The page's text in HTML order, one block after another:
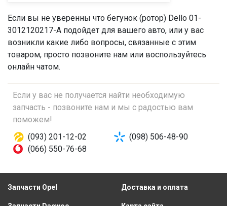
Если вы не уверенны что бегунок (ротор) Dello 01-
3012120217-A подойдет для вашего авто, или у вас
возникли какие либо вопросы, связанные с этим
товаром, просто позвоните нам или воспользуйтесь
онлайн чатом.
Если у вас не получается найти необходимую
запчасть - позвоните нам и мы с радостью вам
поможем!
(093) 201-12-02
(098) 506-48-90
(066) 550-76-68
Запчасти Opel Доставка и оплата